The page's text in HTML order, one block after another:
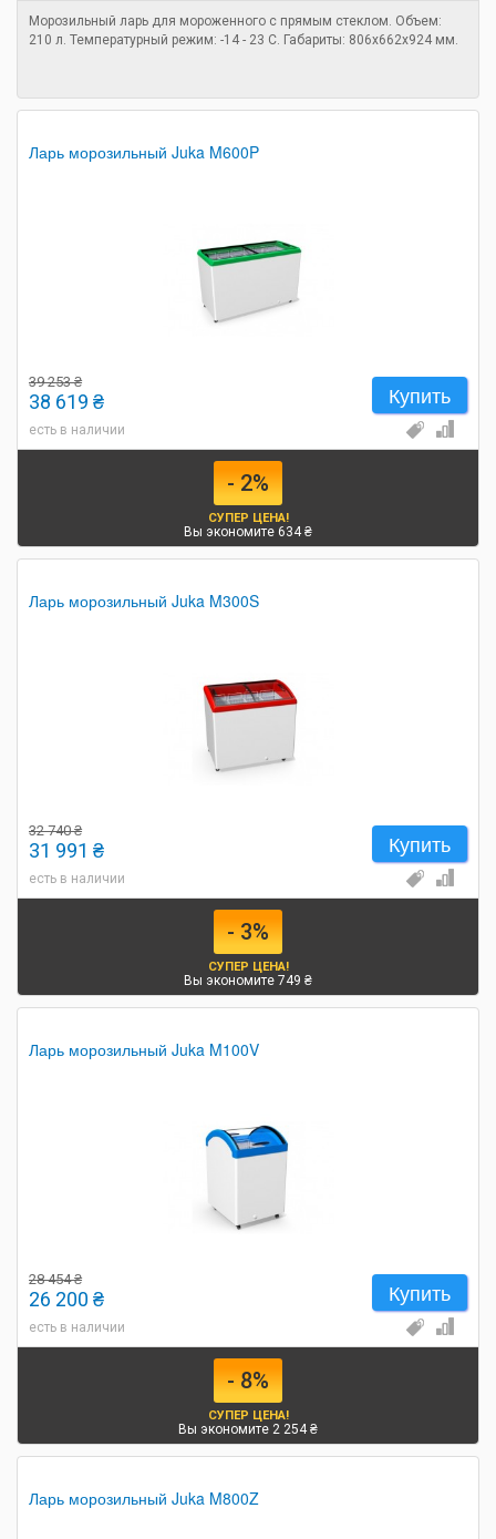
Морозильный ларь для мороженного с прямым стеклом. Объем:
210 л. Температурный режим: -14 - 23 C. Габариты: 806х662х924 мм.
Ларь морозильный Juka M600P
Купить
39 253 ₴
38 619 ₴
есть в наличии
- 2%
СУПЕР ЦЕНА!
Вы экономите 634 ₴
Ларь морозильный Juka M300S
Купить
32 740 ₴
31 991 ₴
есть в наличии
- 3%
СУПЕР ЦЕНА!
Вы экономите 749 ₴
Ларь морозильный Juka M100V
Купить
28 454 ₴
26 200 ₴
есть в наличии
- 8%
СУПЕР ЦЕНА!
Вы экономите 2 254 ₴
Ларь морозильный Juka M800Z